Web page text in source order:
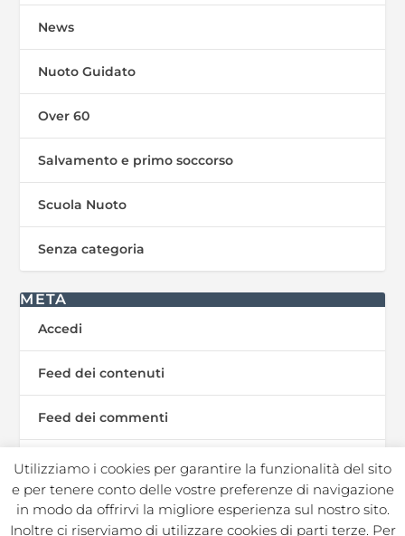
News
Nuoto Guidato
Over 60
Salvamento e primo soccorso
Scuola Nuoto
Senza categoria
META
Accedi
Feed dei contenuti
Feed dei commenti
WordPress.org
Utilizziamo i cookies per garantire la funzionalità del sito
e per tenere conto delle vostre preferenze di navigazione
in modo da offrirvi la migliore esperienza sul nostro sito.
Inoltre ci riserviamo di utilizzare cookies di parti terze. Per